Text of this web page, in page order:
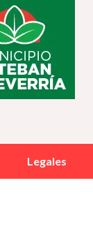
Legales